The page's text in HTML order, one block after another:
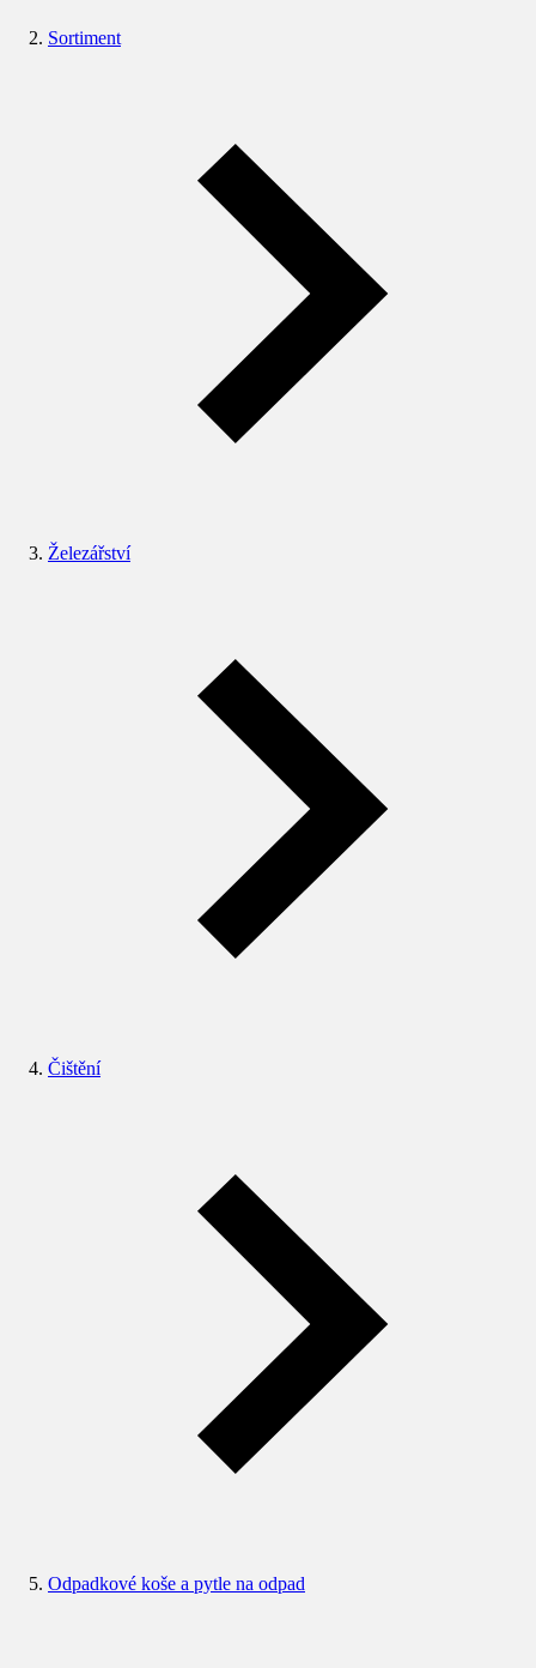
Sortiment
Železářství
Čištění
Odpadkové koše a pytle na odpad